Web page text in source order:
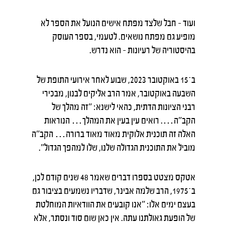
ועוד – חבל שלצד מפתח אישים הנועל את הספר לא
מופיע גם מפתח נושאים. לטעמי, בספר העוסק
בהיסטוריה של רעיונות – הוא נדרש.
ב־15 באוקטובר 2023, שבוע לאחר אירועי התופת של
השבעה באוקטובר, אמר הרב אליקים לבנון, מבכירי
רבני הציונות הדתית, כהאי לישנא: "זה מהלך של
הקב"ה…. רואים עין בעין את המהלך… הנוראות
האלה זה תוכנית אלוקית מאוד מאוד ברורה… הקב"ה
מוביל את התוכנית הגדולה שלנו, שלו למהפך הגדול".
אטקס מצטט בספרו דברים שאמר 48 שנים קודם לכן,
ב־1975, הרב שלמה אבינר, שדבריו נשמעים בציבור גם
בעצם ימים אלו: "אנו קובעים את הוודאיות המוחלטת
של הופעת גאולתנו עתה. אין כאן שום סוד ונסתר, אלא